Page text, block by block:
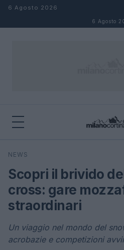
Salta al contenuto
6 Agosto 2026
6 Agosto
Cerca
NEWS
Scopri il brivido
cross: gare
straordinari
Un viaggio nel mondo del
acrobazie e competizioni